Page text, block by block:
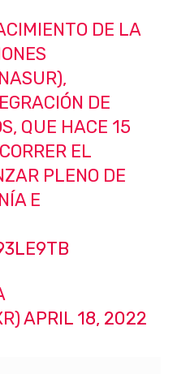
DE LA
DE
QUE HACE 15
EL
PLENO DE
E
APRIL 18, 2022